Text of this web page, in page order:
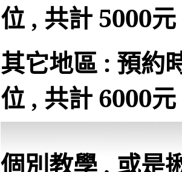
位 , 共計 5000
其它地區 : 預約
位 , 共計 6000
個別教學 , 或是